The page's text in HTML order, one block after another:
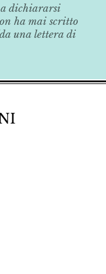
dichiararsi
ha mai scritto
una lettera di